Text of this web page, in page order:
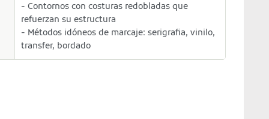
- Contornos con costuras redobladas que
refuerzan su estructura
- Métodos idóneos de marcaje: serigrafia, vinilo,
transfer, bordado